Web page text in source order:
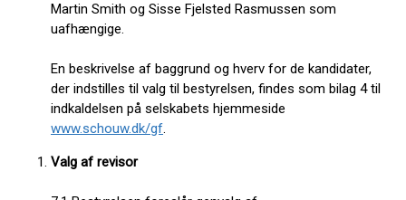
Martin Smith og Sisse Fjelsted Rasmussen som
uafhængige.
En beskrivelse af baggrund og hverv for de kandidater,
der indstilles til valg til bestyrelsen, findes som bilag 4 til
indkaldelsen på selskabets hjemmeside
www.schouw.dk/gf.
Valg af revisor